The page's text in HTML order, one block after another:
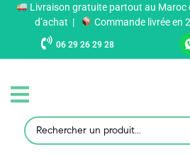
Livraison gratuite partout au Maroc
d’achat |
Commande livrée en
06 29 26 29 28